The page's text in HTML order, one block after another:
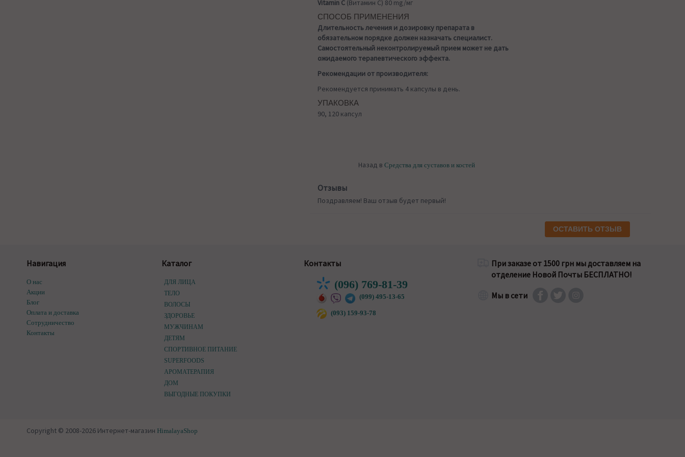
Vitamin C (Витамин С) 80 mg/мг
СПОСОБ ПРИМЕНЕНИЯ
Длительность лечения и дозировку препарата в
обязательном порядке должен назначать специалист.
Самостоятельный неконтролируемый прием может не дать
ожидаемого терапевтического эффекта.
Рекомендации от производителя:
Рекомендуется принимать 4 капсулы в день.
УПАКОВКА
90, 120 капсул
Назад в Средства для суставов и костей
Отзывы
Поздравляем! Ваш отзыв будет первый!
ОСТАВИТЬ ОТЗЫВ
Навигация
О нас
Акции
Блог
Оплата и доставка
Сотрудничество
Контакты
Каталог
ДЛЯ ЛИЦА
ТЕЛО
ВОЛОСЫ
ЗДОРОВЬЕ
МУЖЧИНАМ
ДЕТЯМ
СПОРТИВНОЕ ПИТАНИЕ
SUPERFOODS
АРОМАТЕРАПИЯ
ДОМ
ВЫГОДНЫЕ ПОКУПКИ
Контакты
(096) 769-81-39
(099) 495-13-65
(093) 159-93-78
При заказе от 1500 грн мы доставляем на
отделение Новой Почты БЕСПЛАТНО!
Мы в сети
Copyright © 2008-2026 Интернет-магазин HimalayaShop